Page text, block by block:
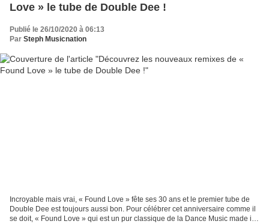
Love » le tube de Double Dee !
Publié le 26/10/2020 à 06:13
Par Steph Musicnation
Incroyable mais vrai, « Found Love » fête ses 30 ans et le premier tube de
Double Dee est toujours aussi bon. Pour célébrer cet anniversaire comme il
se doit, « Found Love » qui est un pur classique de la Dance Music made in